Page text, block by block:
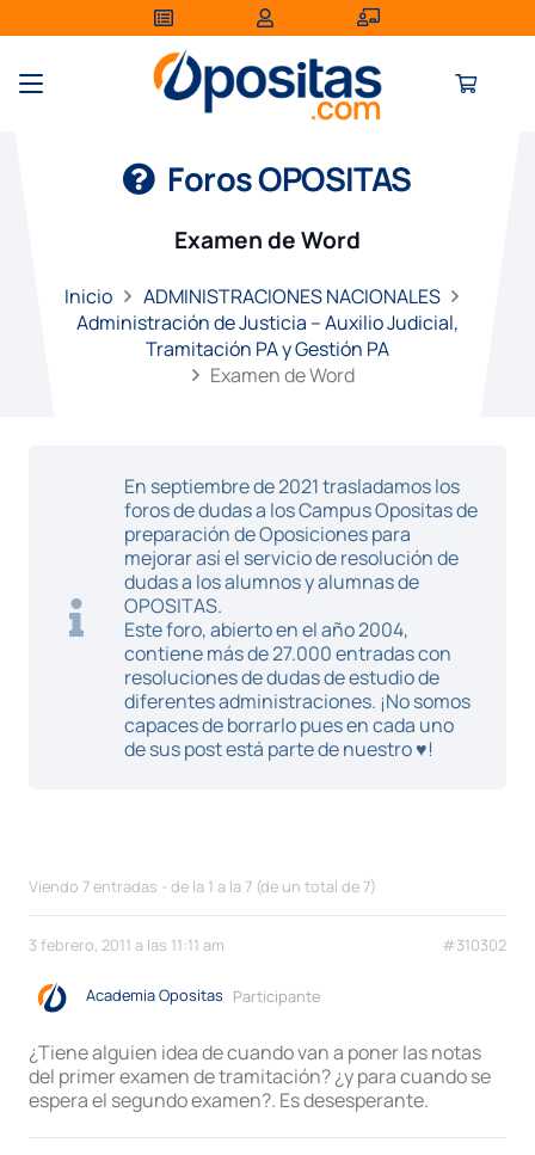
Foros OPOSITAS
Examen de Word
Inicio
ADMINISTRACIONES NACIONALES
Administración de Justicia – Auxilio Judicial,
Tramitación PA y Gestión PA
Examen de Word
En septiembre de 2021 trasladamos los
foros de dudas a los Campus Opositas de
preparación de Oposiciones para
mejorar así el servicio de resolución de
dudas a los alumnos y alumnas de
OPOSITAS.
Este foro, abierto en el año 2004,
contiene más de 27.000 entradas con
resoluciones de dudas de estudio de
diferentes administraciones. ¡No somos
capaces de borrarlo pues en cada uno
de sus post está parte de nuestro ♥!
Viendo 7 entradas - de la 1 a la 7 (de un total de 7)
3 febrero, 2011 a las 11:11 am #310302
Academia Opositas Participante
¿Tiene alguien idea de cuando van a poner las notas
del primer examen de tramitación? ¿y para cuando se
espera el segundo examen?. Es desesperante.